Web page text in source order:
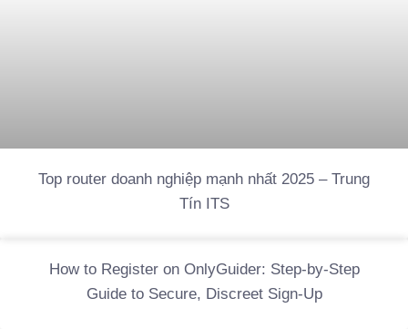
Top router doanh nghiệp mạnh nhất 2025 – Trung
Tín ITS
How to Register on OnlyGuider: Step-by-Step
Guide to Secure, Discreet Sign‑Up